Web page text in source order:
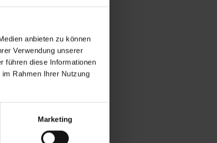
anbieten zu können
Verwendung unserer
führen diese Informationen
Rahmen Ihrer Nutzung
Marketing